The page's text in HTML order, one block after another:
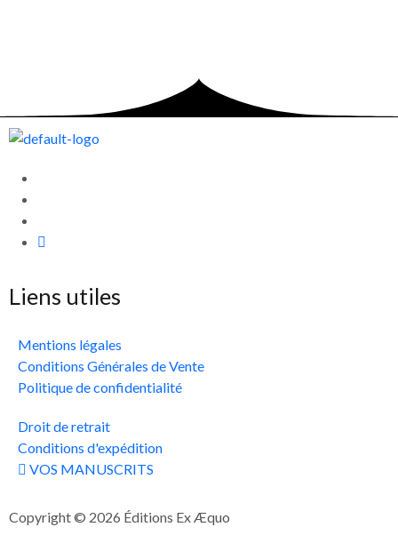
Liens utiles
Mentions légales
Conditions Générales de Vente
Politique de confidentialité
Droit de retrait
Conditions d'expédition
VOS MANUSCRITS
Copyright © 2026 Éditions Ex Æquo